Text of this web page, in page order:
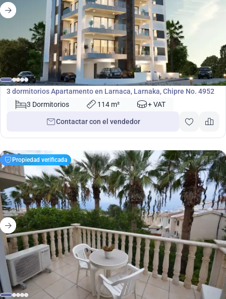
€ 214 000
Apartamento
3 dormitorios Apartamento en Larnaca, Larnaka, Chipre No. 4952
3 Dormitorios
114 m² + VAT
Contactar con el vendedor
Propiedad verificada
€240 000
Apartamento